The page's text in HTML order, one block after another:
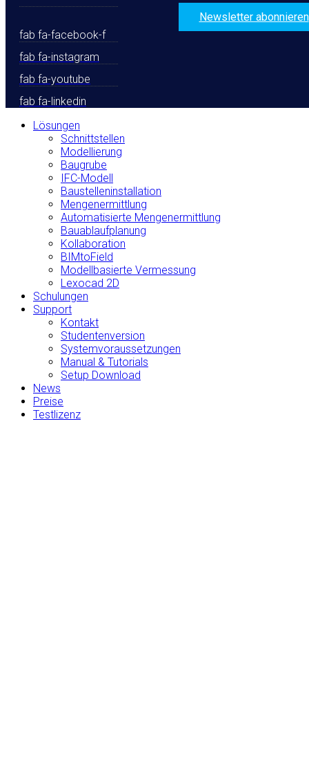
Newsletter abonnieren
fab fa-facebook-f
fab fa-instagram
fab fa-youtube
fab fa-linkedin
Lösungen
Schnittstellen
Modellierung
Baugrube
IFC-Modell
Baustelleninstallation
Mengenermittlung
Automatisierte Mengenermittlung
Bauablaufplanung
Kollaboration
BIMtoField
Modellbasierte Vermessung
Lexocad 2D
Schulungen
Support
Kontakt
Studentenversion
Systemvoraussetzungen
Manual & Tutorials
Setup Download
News
Preise
Testlizenz